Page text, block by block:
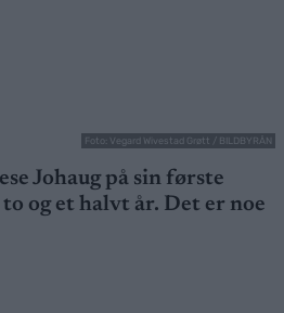
Foto: Vegard Wivestad Grøtt / BILDBYRÅN
Johaug på sin første
og et halvt år. Det er noe